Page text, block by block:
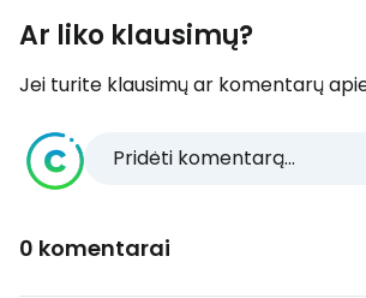
Ar liko klausimų?
Jei turite klausimų ar komentarų
Pridėti komentarą...
0 komentarai